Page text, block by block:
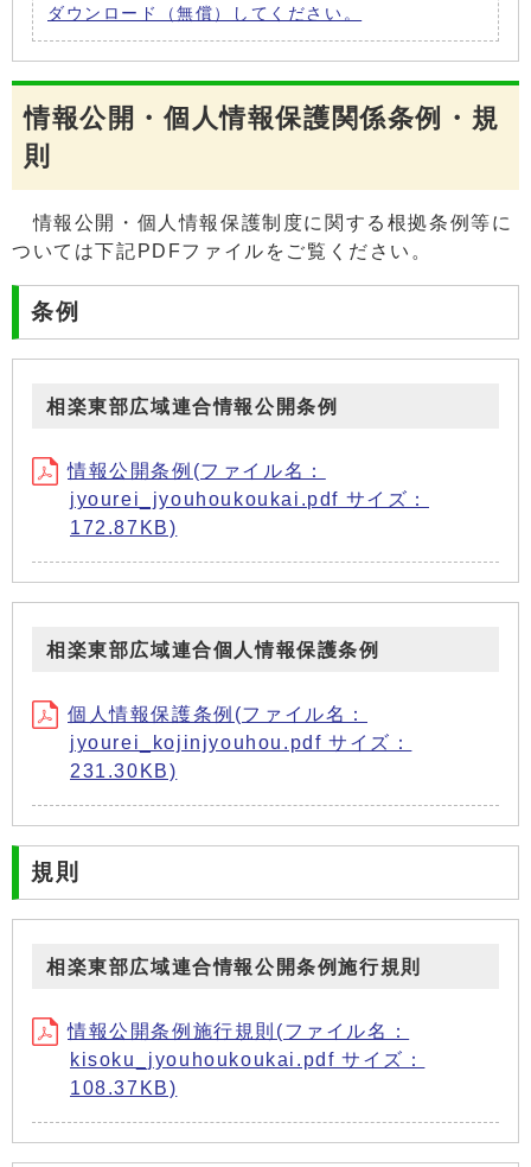
ダウンロード（無償）してください。
情報公開・個人情報保護関係条例・規
則
情報公開・個人情報保護制度に関する根拠条例等に
ついては下記PDFファイルをご覧ください。
条例
相楽東部広域連合情報公開条例
情報公開条例(ファイル名：
jyourei_jyouhoukoukai.pdf サイズ：
172.87KB)
相楽東部広域連合個人情報保護条例
個人情報保護条例(ファイル名：
jyourei_kojinjyouhou.pdf サイズ：
231.30KB)
規則
相楽東部広域連合情報公開条例施行規則
情報公開条例施行規則(ファイル名：
kisoku_jyouhoukoukai.pdf サイズ：
108.37KB)